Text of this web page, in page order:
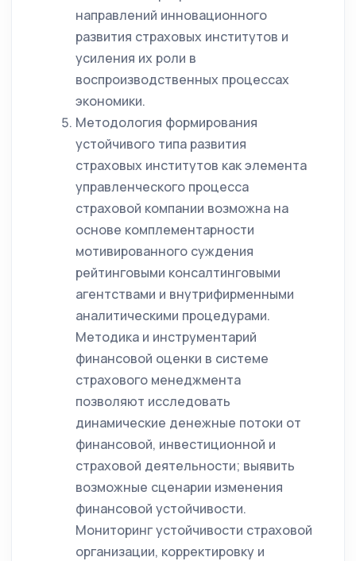
направлений инновационного
развития страховых институтов и
усиления их роли в
воспроизводственных процессах
экономики.
Методология формирования
устойчивого типа развития
страховых институтов как элемента
управленческого процесса
страховой компании возможна на
основе комплементарности
мотивированного суждения
рейтинговыми консалтинговыми
агентствами и внутрифирменными
аналитическими процедурами.
Методика и инструментарий
финансовой оценки в системе
страхового менеджмента
позволяют исследовать
динамические денежные потоки от
финансовой, инвестиционной и
страховой деятельности; выявить
возможные сценарии изменения
финансовой устойчивости.
Мониторинг устойчивости страховой
организации, корректировку и